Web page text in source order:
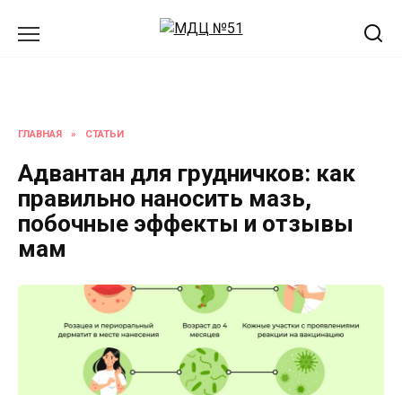
ГЛАВНАЯ » СТАТЬИ
Адвантан для грудничков: как
правильно наносить мазь,
побочные эффекты и отзывы
мам